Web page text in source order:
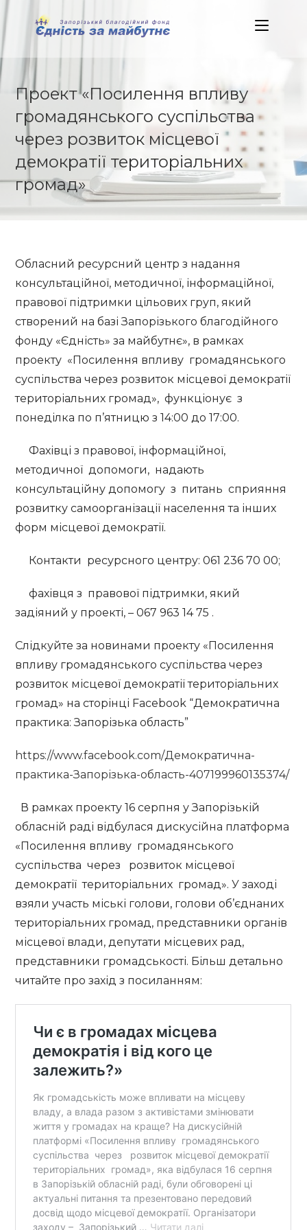
content
Проект «Посилення впливу
громадянського суспільства
через розвиток місцевої
демократії територіальних
громад»
Обласний ресурсний центр з надання
консультаційної, методичної, інформаційної,
правової підтримки цільових груп, який
створений на базі Запорізького благодійного
фонду «Єдність» за майбутнє», в рамках
проекту «Посилення впливу громадянського
суспільства через розвиток місцевої демократії
територіальних громад», функціонує з
понеділка по п’ятницю з 14:00 до 17:00.
Фахівці з правової, інформаційної,
методичної допомоги, надають
консультаційну допомогу з питань сприяння
розвитку самоорганізації населення та інших
форм місцевої демократії.
Контакти ресурсного центру: 061 236 70 00;
фахівця з правової підтримки, який
задіяний у проекті, – 067 963 14 75 .
Слідкуйте за новинами проекту «Посилення
впливу громадянського суспільства через
розвиток місцевої демократії територіальних
громад» на сторінці Facebook “Демократична
практика: Запорізька область”
https://www.facebook.com/Демократична-
практика-Запорізька-область-407199960135374/
В рамках проекту 16 серпня у Запорізькій
обласній раді відбулася дискусійна платформа
«Посилення впливу громадянського
суспільства через розвиток місцевої
демократії територіальних громад». У заході
взяли участь міські голови, голови об’єднаних
територіальних громад, представники органів
місцевої влади, депутати місцевих рад,
представники громадськості. Більш детально
читайте про захід з посиланням: